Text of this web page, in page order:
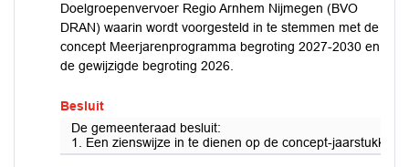
Doelgroepenvervoer Regio Arnhem Nijmegen (BVO
DRAN) waarin wordt voorgesteld in te stemmen met de
concept Meerjarenprogramma begroting 2027-2030 en
de gewijzigde begroting 2026.
Besluit
De gemeenteraad besluit:
1. Een zienswijze in te dienen op de concept-